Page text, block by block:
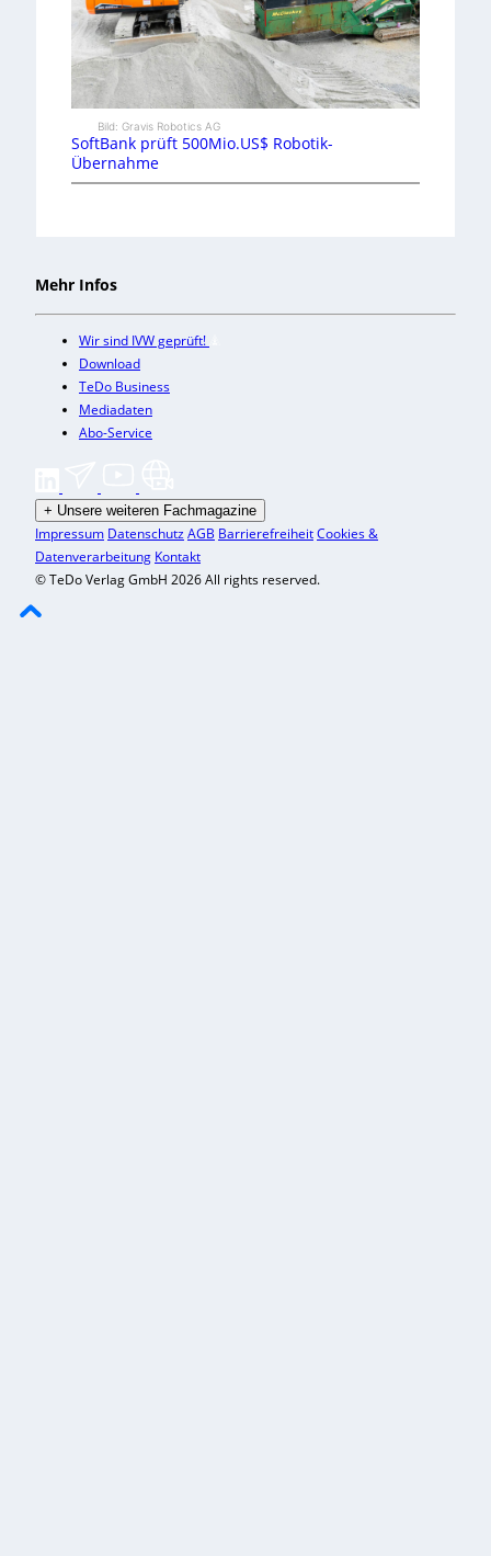
Bild: Gravis Robotics AG
SoftBank prüft 500Mio.US$ Robotik-
Übernahme
Mehr Infos
Wir sind IVW geprüft!
Download
TeDo Business
Mediadaten
Abo-Service
+ Unsere weiteren Fachmagazine
Impressum DatenschutzAGB BarrierefreiheitCookies &
Datenverarbeitung Kontakt
© TeDo Verlag GmbH 2026 All rights reserved.